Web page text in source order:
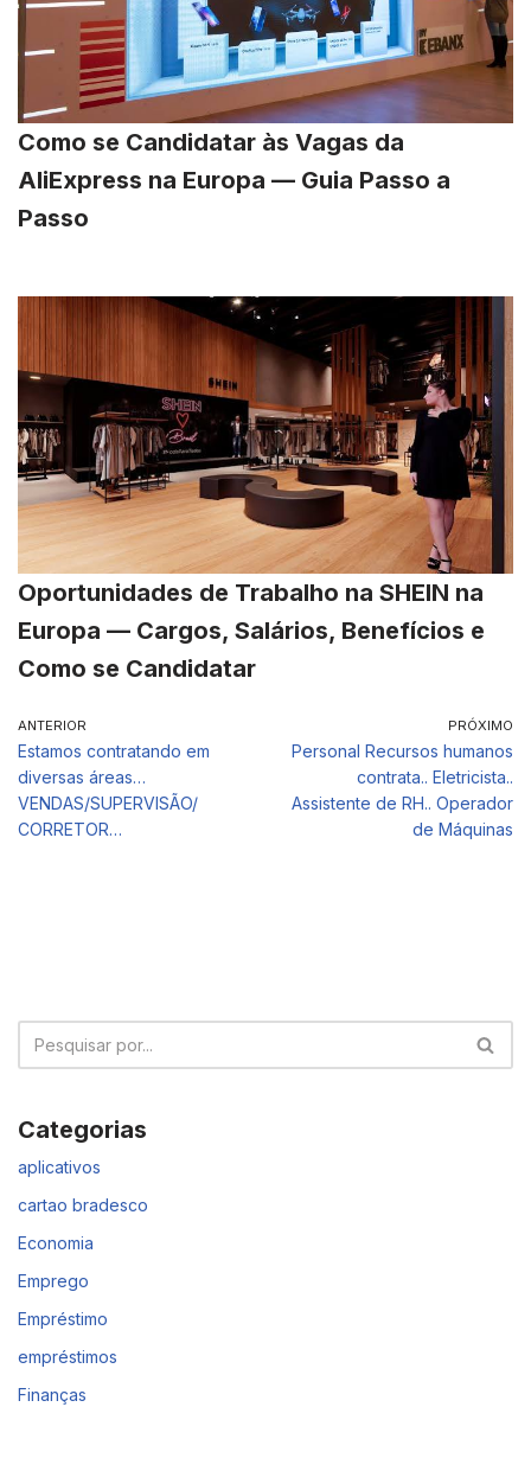
Como se Candidatar às Vagas da
AliExpress na Europa — Guia Passo a
Passo
Oportunidades de Trabalho na SHEIN na
Europa — Cargos, Salários, Benefícios e
Como se Candidatar
ANTERIOR
Estamos contratando em
diversas áreas…
VENDAS/SUPERVISÃO/
CORRETOR…
PRÓXIMO
Personal Recursos humanos
contrata.. Eletricista..
Assistente de RH.. Operador
de Máquinas
Categorias
aplicativos
cartao bradesco
Economia
Emprego
Empréstimo
empréstimos
Finanças